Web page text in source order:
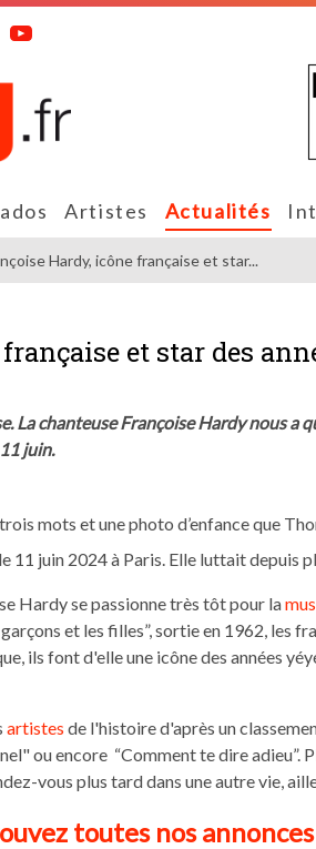
Artistes Actualités
Hardy, icône française et star...
et star des
chanteuse Françoise Hardy nous a
juin.
mots et une photo d’enfance que
11 juin 2024 à Paris. Elle luttait depuis
Hardy se passionne très tôt pour la
et les filles”, sortie en 1962, les
ils font d'elle une icône des années
artistes de l'histoire d'après un
ou encore “Comment te dire adieu”.
vous plus tard dans une autre vie,
toutes nos